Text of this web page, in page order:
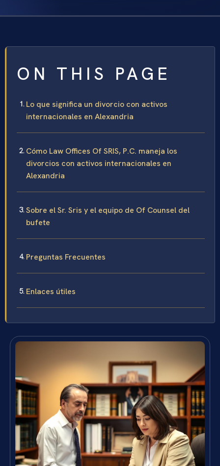
ON THIS PAGE
Lo que significa un divorcio con activos
internacionales en Alexandria
Cómo Law Offices Of SRIS, P.C. maneja los
divorcios con activos internacionales en
Alexandria
Sobre el Sr. Sris y el equipo de Of Counsel del
bufete
Preguntas Frecuentes
Enlaces útiles